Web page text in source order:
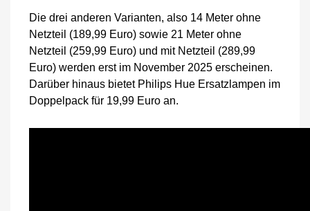
Die drei anderen Varianten, also 14 Meter ohne
Netzteil (189,99 Euro) sowie 21 Meter ohne
Netzteil (259,99 Euro) und mit Netzteil (289,99
Euro) werden erst im November 2025 erscheinen.
Darüber hinaus bietet Philips Hue Ersatzlampen im
Doppelpack für 19,99 Euro an.